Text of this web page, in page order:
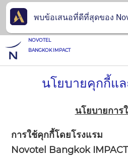
นโยบายคุกกี้แล
นโยบายการ
การใช้คุกกี้โดยโรงแรม
Novotel Bangkok IMPACT
NOVOTEL
BANGKOK IMPACT
พบข้อเสนอที่ดีที่สุดของ